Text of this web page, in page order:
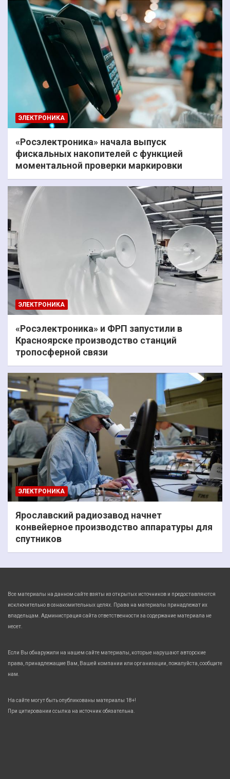
ЭЛЕКТРОНИКА
«Росэлектроника» начала выпуск
фискальных накопителей с функцией
моментальной проверки маркировки
ЭЛЕКТРОНИКА
«Росэлектроника» и ФРП запустили в
Красноярске производство станций
тропосферной связи
ЭЛЕКТРОНИКА
Ярославский радиозавод начнет
конвейерное производство аппаратуры для
спутников
Все материалы на данном сайте взяты из открытых источников и предоставляются
исключительно в ознакомительных целях. Права на материалы принадлежат их
владельцам. Администрация сайта ответственности за содержание материала не
несет.
Если Вы обнаружили на нашем сайте материалы, которые нарушают авторские
права, принадлежащие Вам, Вашей компании или организации, пожалуйста, сообщите
нам.
На сайте могут быть опубликованы материалы 18+!
При цитировании ссылка на источник обязательна.